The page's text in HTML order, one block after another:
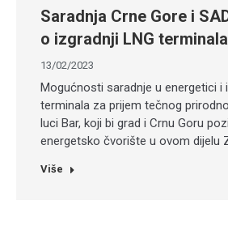
Saradnja Crne Gore i
o izgradnji LNG terminala
13/02/2023
Mogućnosti saradnje u energetici i
terminala za prijem tečnog
luci Bar, koji bi grad i Crnu Goru
energetsko čvorište u ovom dijelu
Više